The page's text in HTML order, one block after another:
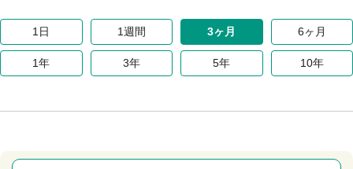
1日 1週間 3ヶ月 6ヶ月
1年 3年 5年 10年